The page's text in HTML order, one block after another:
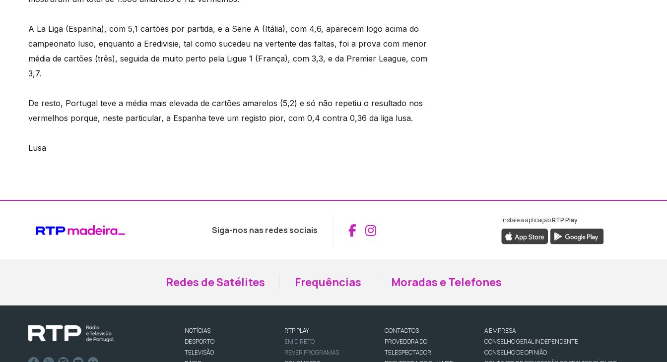
A La Liga (Espanha), com 5,1 cartões por partida, e a Serie A (Itália), com 4,6, aparecem logo acima do
campeonato luso, enquanto a Eredivisie, tal como sucedeu na vertente das faltas, foi a prova com menor
média de cartões (três), seguida de muito perto pela Ligue 1 (França), com 3,3, e da Premier League, com
3,7.
De resto, Portugal teve a média mais elevada de cartões amarelos (5,2) e só não repetiu o resultado nos
vermelhos porque, neste particular, a Espanha teve um registo pior, com 0,4 contra 0,36 da liga lusa.
Lusa
Siga-nos nas redes sociais Aceder ao Facebook da RTP Madeira
Aceder ao Instagram da RTP Madeira
Instale a aplicaçãoRTP Play
Redes de Satélites Frequências Moradas e Telefones
NOTÍCIAS
DESPORTO
TELEVISÃO
RTP PLAY
EM DIRETO
REVER PROGRAMAS
CONTACTOS
PROVEDORA DO
TELESPECTADOR
A EMPRESA
CONSELHO GERAL INDEPENDENTE
CONSELHO DE OPINIÃO